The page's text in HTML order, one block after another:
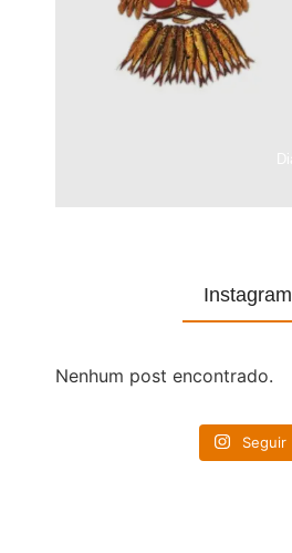
Instagram
Nenhum post encontrado.
Seguir